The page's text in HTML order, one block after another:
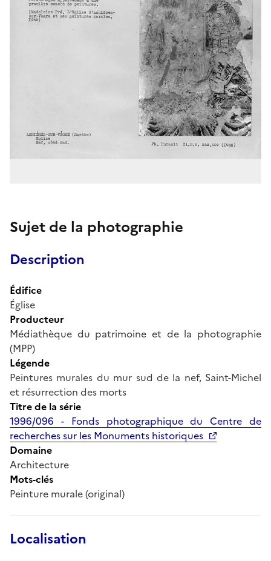
Sujet de la photographie
Description
Édifice
Église
Producteur
Médiathèque du patrimoine et de la photographie
(MPP)
Légende
Peintures murales du mur sud de la nef, Saint-Michel
et résurrection des morts
Titre de la série
1996/096 - Fonds photographique du Centre de
recherches sur les Monuments historiques
Domaine
Architecture
Mots-clés
Peinture murale (original)
Localisation